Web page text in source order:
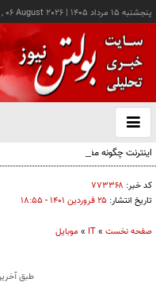
پنجشنبه ۱۵ مرداد ۱۴۰۵ |
06 August 2026
باز
و
اینترنت چگونه مفهوم کودکی را دگرگون
کد خبر: ۷۷۳۳۶۸
تاریخ انتشار: ۲۵ فروردين ۱۴۰۱ - ۱۸:۵۵
صفحه نخست »
IT
» موبایل
طبق